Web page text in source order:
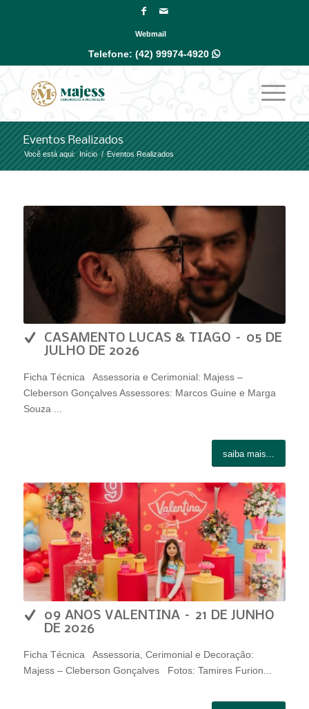
Webmail
Telefone:(42) 99974-4920
Eventos Realizados
Você está aqui: Início / Eventos Realizados
CASAMENTO LUCAS & TIAGO – 05 DE
JULHO DE 2026
Ficha Técnica Assessoria e Cerimonial: Majess –
Cleberson Gonçalves Assessores: Marcos Guine e Marga
Souza ...
saiba mais...
09 ANOS VALENTINA – 21 DE JUNHO
DE 2026
Ficha Técnica Assessoria, Cerimonial e Decoração:
Majess – Cleberson Gonçalves Fotos: Tamires Furion...